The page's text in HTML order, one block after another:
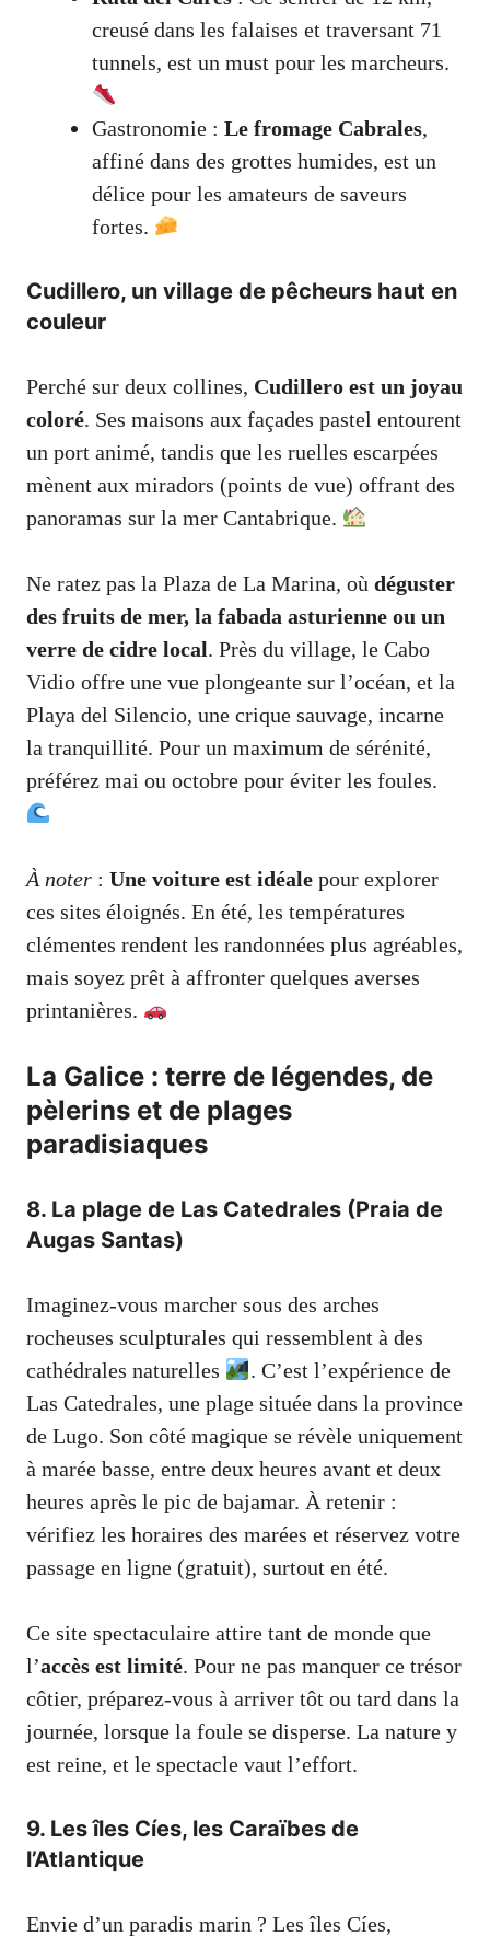
creusé dans les falaises et traversant 71
tunnels, est un must pour les marcheurs.
Gastronomie : Le fromage Cabrales,
affiné dans des grottes humides, est un
délice pour les amateurs de saveurs
fortes.
Cudillero, un village de pêcheurs haut en
couleur
Perché sur deux collines, Cudillero est un joyau
coloré. Ses maisons aux façades pastel entourent
un port animé, tandis que les ruelles escarpées
mènent aux miradors (points de vue) offrant des
panoramas sur la mer Cantabrique.
Ne ratez pas la Plaza de La Marina, où déguster
des fruits de mer, la fabada asturienne ou un
verre de cidre local. Près du village, le Cabo
Vidio offre une vue plongeante sur l’océan, et la
Playa del Silencio, une crique sauvage, incarne
la tranquillité. Pour un maximum de sérénité,
préférez mai ou octobre pour éviter les foules.
À noter : Une voiture est idéale pour explorer
ces sites éloignés. En été, les températures
clémentes rendent les randonnées plus agréables,
mais soyez prêt à affronter quelques averses
printanières.
La Galice : terre de légendes, de
pèlerins et de plages
paradisiaques
8. La plage de Las Catedrales (Praia de
Augas Santas)
Imaginez-vous marcher sous des arches
rocheuses sculpturales qui ressemblent à des
cathédrales naturelles
. C’est l’expérience de
Las Catedrales, une plage située dans la province
de Lugo. Son côté magique se révèle uniquement
à marée basse, entre deux heures avant et deux
heures après le pic de bajamar. À retenir :
vérifiez les horaires des marées et réservez votre
passage en ligne (gratuit), surtout en été.
Ce site spectaculaire attire tant de monde que
l’accès est limité. Pour ne pas manquer ce trésor
côtier, préparez-vous à arriver tôt ou tard dans la
journée, lorsque la foule se disperse. La nature y
est reine, et le spectacle vaut l’effort.
9. Les îles Cíes, les Caraïbes de
l’Atlantique
Envie d’un paradis marin ? Les îles Cíes,